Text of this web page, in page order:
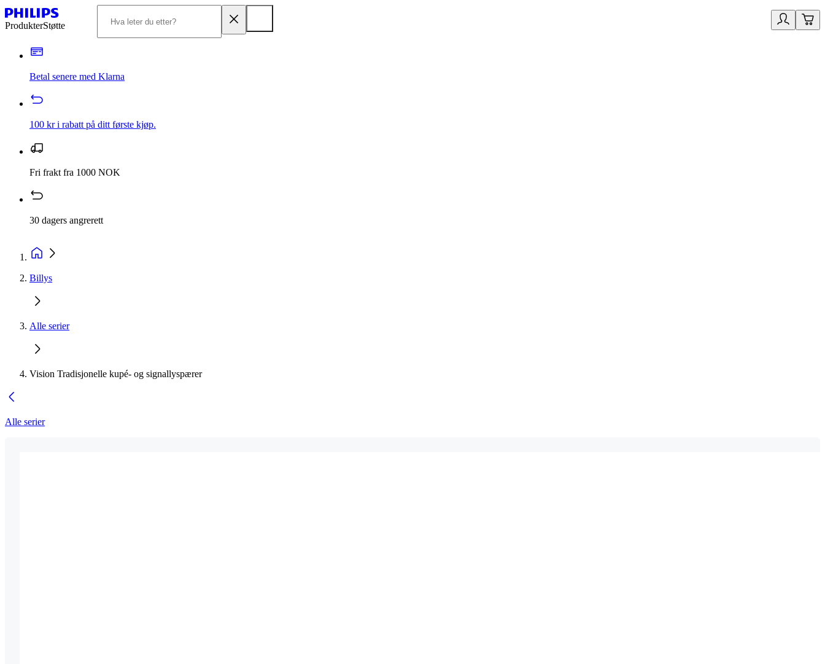
ProdukterStøtte
Betal senere med Klarna
100 kr i rabatt på ditt første kjøp.
Fri frakt fra 1000 NOK
30 dagers angrerett
Billys
Alle serier
Vision Tradisjonelle kupé- og signallyspærer
Alle serier